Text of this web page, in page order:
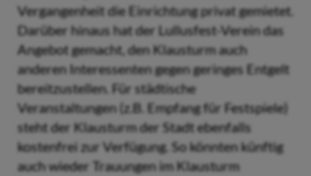
Vergangenheit die Einrichtung privat gemietet.
Darüber hinaus hat der Lullusfest-Verein das
Angebot gemacht, den Klausturm auch
anderen Interessenten gegen geringes Entgelt
bereitzustellen. Für städtische
Veranstaltungen (z.B. Empfang für Festspiele)
steht der Klausturm der Stadt ebenfalls
kostenfrei zur Verfügung. So könnten künftig
auch wieder Trauungen im Klausturm